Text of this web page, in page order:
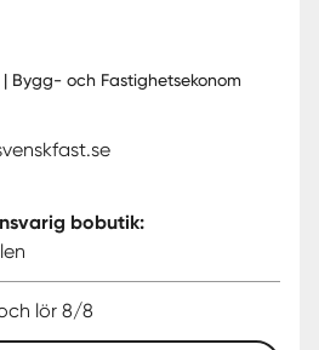
Bygg- och Fastighetsekonom
bobutik:
lör 8/8